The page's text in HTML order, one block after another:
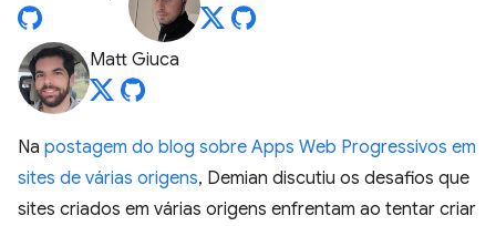
Matt Giuca
Na postagem do blog sobre Apps Web Progressivos em
sites de várias origens, Demian discutiu os desafios que
sites criados em várias origens enfrentam ao tentar criar